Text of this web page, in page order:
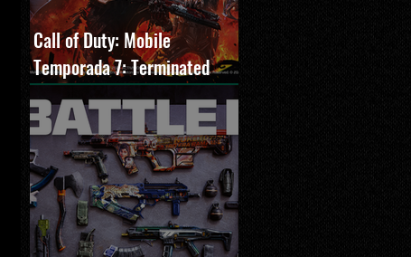
Call of Duty: Mobile
Temporada 7: Terminated
estreia com O Exterminador
do Futuro 2, novos modos e
Cronen Squall